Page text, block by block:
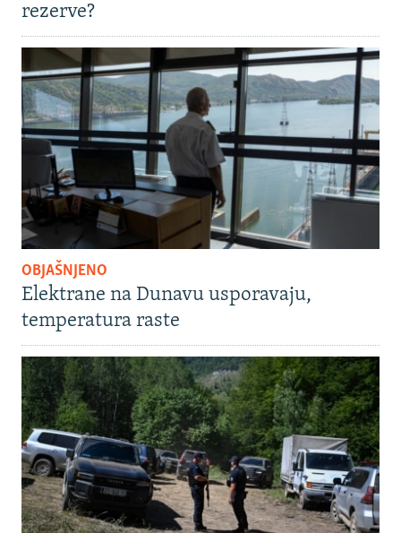
rezerve?
OBJAŠNJENO
Elektrane na Dunavu usporavaju,
temperatura raste